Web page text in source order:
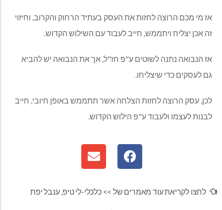
אז מי מכם הרוצה לחזות את העסק בעתיד הרחוק והקרוב, וחיזוי
זה אכן יצליח ויתממש, חייב לעבוד עם השילוש הקדוש.
אז הנבואה נתנה לשוטים ע"פ חז"ל, אך את הנבואה יש להביא
גם לעסקים כדי שיצליחו.
לכן, עסק הרוצה לחזות הצלחה אשר תתממש באופן חיובי, חייב
לבנות לעצמו ולעבוד ע"פ הילוש הקדוש.
לחצו לקריאת עוד מאמרים של >> כלכלי-לי טיפ,ענבל יפת